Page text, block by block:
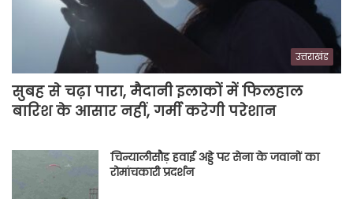
उत्तराखंड
सुबह से चढ़ा पारा, मैदानी इलाकों में फिलहाल
बारिश के आसार नहीं, गर्मी करेगी परेशान
चिन्यालीसौड़ हवाई अड्डे पर सेना के जवानों का
रोमांचकारी प्रदर्शन